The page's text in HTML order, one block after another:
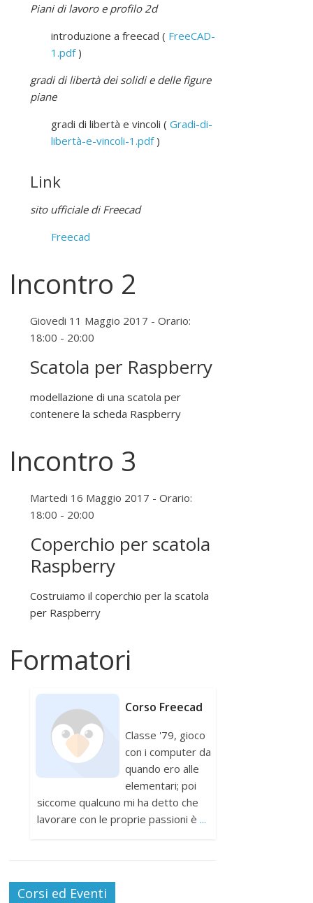
Piani di lavoro e profilo 2d
introduzione a freecad ( FreeCAD-
1.pdf)
gradi di libertà dei solidi e delle figure
piane
gradi di libertà e vincoli (Gradi-di-
libertà-e-vincoli-1.pdf)
Link
sito ufficiale di Freecad
Freecad
Incontro 2
Giovedi 11 Maggio 2017 - Orario:
18:00 - 20:00
Scatola per Raspberry
modellazione di una scatola per
contenere la scheda Raspberry
Incontro 3
Martedi 16 Maggio 2017 - Orario:
18:00 - 20:00
Coperchio per scatola
Raspberry
Costruiamo il coperchio per la scatola
per Raspberry
Formatori
Corso Freecad
Classe '79, gioco
con i computer da
quando ero alle
elementari; poi
siccome qualcuno mi ha detto che
lavorare con le proprie passioni è...
Corsi ed Eventi